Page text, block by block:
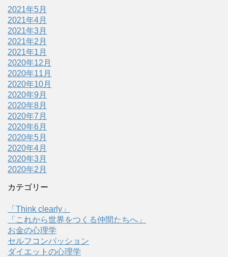
2021年5月
2021年4月
2021年3月
2021年2月
2021年1月
2020年12月
2020年11月
2020年10月
2020年9月
2020年8月
2020年7月
2020年6月
2020年5月
2020年4月
2020年3月
2020年2月
カテゴリー
「Think clearly」
「これから世界をつくる仲間たちへ」
お金の心理学
セルフコンパッション
ダイエットの心理学